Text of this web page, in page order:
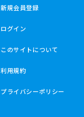
新規会員登録
ログイン
このサイトについて
利用規約
プライバシーポリシー